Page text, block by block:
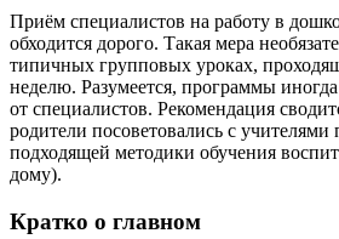
Приём специалистов на работу в
обходится дорого. Такая мера
типичных групповых уроках,
неделю. Разумеется, программы
от специалистов. Рекомендация
родители посоветовались с учителями
подходящей методики обучения
дому).
Кратко о главном